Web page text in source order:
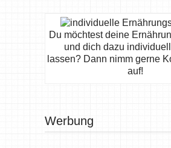
Du möchtest deine
und dich dazu
lassen? Dann nimm gerne
auf!
Werbung